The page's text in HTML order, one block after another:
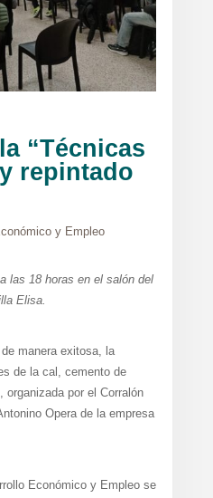
“Técnicas
repintado
y Empleo
las 18 horas en el salón del
Elisa.
manera exitosa, la
de la cal, cemento de
organizada por el Corralón
Opera de la empresa
Económico y Empleo se